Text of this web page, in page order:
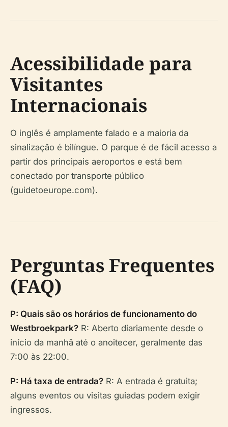
Acessibilidade para
Visitantes
Internacionais
O inglês é amplamente falado e a maioria da
sinalização é bilíngue. O parque é de fácil acesso a
partir dos principais aeroportos e está bem
conectado por transporte público
(guidetoeurope.com).
Perguntas Frequentes
(FAQ)
P: Quais são os horários de funcionamento do
Westbroekpark? R: Aberto diariamente desde o
início da manhã até o anoitecer, geralmente das
7:00 às 22:00.
P: Há taxa de entrada? R: A entrada é gratuita;
alguns eventos ou visitas guiadas podem exigir
ingressos.